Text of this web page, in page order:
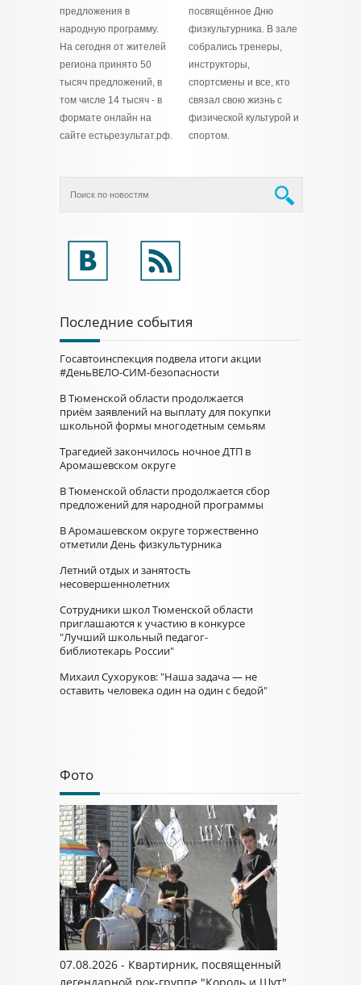
предложения в
народную программу.
На сегодня от жителей
региона принято 50
тысяч предложений, в
том числе 14 тысяч - в
формате онлайн на
сайте естьрезультат.рф.
посвящённое Дню
физкультурника. В зале
собрались тренеры,
инструкторы,
спортсмены и все, кто
связал свою жизнь с
физической культурой и
спортом.
Последние события
Госавтоинспекция подвела итоги акции
#ДеньВЕЛО-СИМ-безопасности
В Тюменской области продолжается
приём заявлений на выплату для покупки
школьной формы многодетным семьям
Трагедией закончилось ночное ДТП в
Аромашевском округе
В Тюменской области продолжается сбор
предложений для народной программы
В Аромашевском округе торжественно
отметили День физкультурника
Летний отдых и занятость
несовершеннолетних
Сотрудники школ Тюменской области
приглашаются к участию в конкурсе
"Лучший школьный педагог-
библиотекарь России"
Михаил Сухоруков: "Наша задача — не
оставить человека один на один с бедой"
Фото
07.08.2026 - Квартирник, посвященный